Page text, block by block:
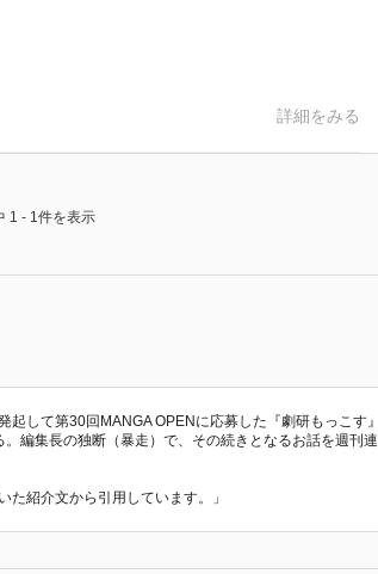
詳細をみる
1 - 1件を表示
して第30回MANGA OPENに応募した『劇研もっこす』
編集長の独断（暴走）で、その続きとなるお話を週刊連
た紹介文から引用しています。」